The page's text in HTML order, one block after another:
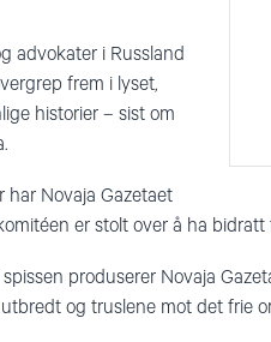
advokater i Russland
frem i lyset,
historier – sist om
Novaja Gazetaet
er stolt over å ha
produserer Novaja
og truslene mot det frie